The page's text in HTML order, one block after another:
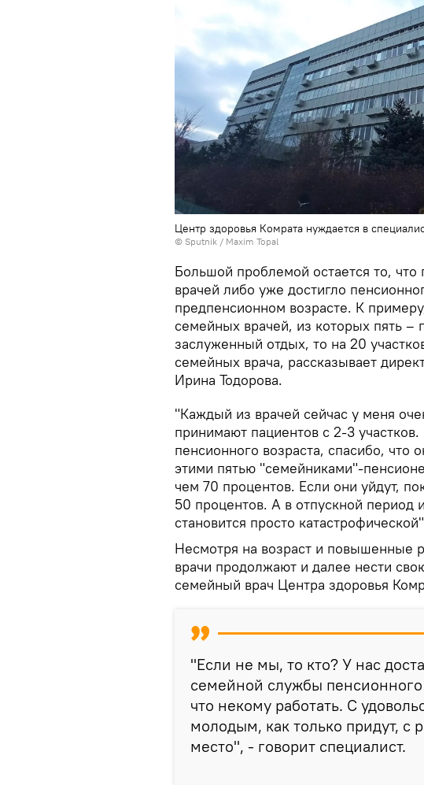
Центр здоровья Комрата нуждается в
© Sputnik / Maxim Topal
Большой проблемой остается то,
врачей либо уже достигло
предпенсионном возрасте. К
семейных врачей, из которых пять –
заслуженный отдых, то на 20
семейных врача, рассказывает
Ирина Тодорова.
"Каждый из врачей сейчас у меня
принимают пациентов с 2-3
пенсионного возраста, спасибо, что
этими пятью "семейниками"-
чем 70 процентов. Если они уйдут,
50 процентов. А в отпускной период
становится просто
Несмотря на возраст и повышенные
врачи продолжают и далее нести
семейный врач Центра здоровья
"Если не мы, то кто? У нас
семейной службы пенсионного
что некому работать. С
молодым, как только придут, с
место", - говорит специалист.